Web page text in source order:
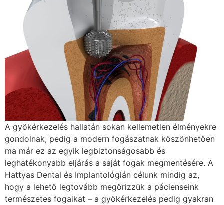
A gyökérkezelés hallatán sokan kellemetlen élményekre
gondolnak, pedig a modern fogászatnak köszönhetően
ma már ez az egyik legbiztonságosabb és
leghatékonyabb eljárás a saját fogak megmentésére. A
Hattyas Dental és Implantológián célunk mindig az,
hogy a lehető legtovább megőrizzük a pácienseink
természetes fogaikat – a gyökérkezelés pedig gyakran